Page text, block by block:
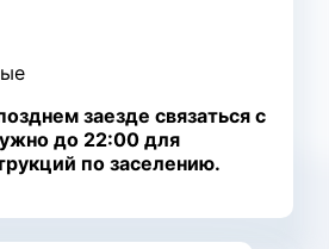
заезде связаться с
до 22:00 для
по заселению.